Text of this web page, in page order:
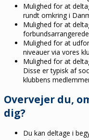
Mulighed for at
rundt omkring i
Mulighed for at
Mulighed for at
niveauer via vores
Mulighed for at
Disse er typisk af
klubbens
Overvejer du,
dig?
Du kan deltage i